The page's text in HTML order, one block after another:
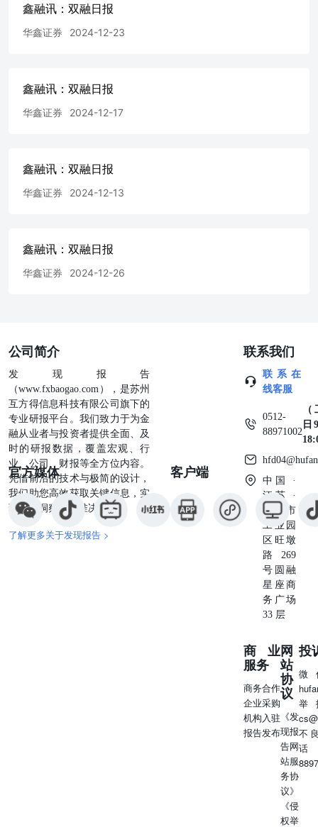
出具本报告。本报告清晰准确地反映了本人的研究观点。本
人不曾因，不因，也将不会因本报告中的具体推荐意见或观
数说明：A股市场以沪深300指数为基准；新三板市场以三
让标的）为基准；香港市场以恒生指数为基准；美国市场以
务资格。本报告由华鑫证券制作，仅供华鑫证券的客户使
用。本公司不会因接收人收到本报告而视其为客户。 本报
告中的信息均来源于公开资料，华鑫证券研究部门及相关研
据，该等信息、意见并未考虑到获取本报告人员的具体投资
目的、财务状况以及特定需求，在任何时候均不构成对任何
券及/或其关联人员均不承担任何法律责任。本公司或关联
机构可能会持有报告中所提到的公司所发行的证券头寸并进
行交易，还可能为这些公司提供或争取提供投资银行、财务
顾问或者金融产品等服务。本公司在知晓范围内依法合规地
履行披露。 本报告中的资料、意见、预测均只反映报告初
次发布时的判断，可能会随时调整。该等意见、评估及预测
无需通知即可随时更改。在不同时期，华鑫证券可能会发出
与本报告所载意见、评估及预测不一致的研究报告。华鑫证
券没有将此意见及建议向报告所有接收者进行更新的义务。
本报告版权仅为华鑫证券所有，未经华鑫证券书面授权，任
何机构和个人不得以任何形式刊载、翻版、复制、发布、转
发或引用本报告的任何部分。若华鑫证券以外的机构向其客
户发放本报告，则由该机构独自为此发送行为负责，华鑫证
券对此等行为不承担任何责任。本报告同时不构成华鑫证券
向发送本报告的机构之客户提供的投资建议。如未经华鑫证
券授权，私自转载或者转发本报告，所引起的一切后果及法
律责任由私自转载或转发者承担。华鑫证券将保留随时追究
其法律责任的权利。请投资者慎重使用未经授权刊载或者转
鑫融讯：双融日报
华鑫证券 2024-12-23
鑫融讯：双融日报
华鑫证券 2024-12-17
鑫融讯：双融日报
华鑫证券 2024-12-13
鑫融讯：双融日报
华鑫证券 2024-12-26
公司简介
发现报告
（www.fxbaogao.com），是苏州
互方得信息科技有限公司旗下的
专业研报平台。我们致力于为金
融从业者与投资者提供全面、及
时的研报数据，覆盖宏观、行
业、公司、财报等全方位内容。
凭借前沿的技术与极简的设计，
我们助您高效获取关键信息，实
现深度洞察与精准决策。
了解更多关于发现报告 >
官方媒体 客户端
联系我们
联系在
线客服
0512-
88971002
日
中国 ·
江苏 ·
苏州市
工业园
区旺墩
路269
号圆融
星座商
务广场
33 层
商业
服务
商务合作
企业采购
机构入驻
报告发布
网
站
协
议
《发
现报
告网
站服
务协
议》
《侵
权举
投
微
举
不